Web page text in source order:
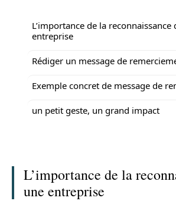
L’importance de la reconnaissance
entreprise
Rédiger un message de
Exemple concret de message de
un petit geste, un grand impact
L’importance de la
une entreprise